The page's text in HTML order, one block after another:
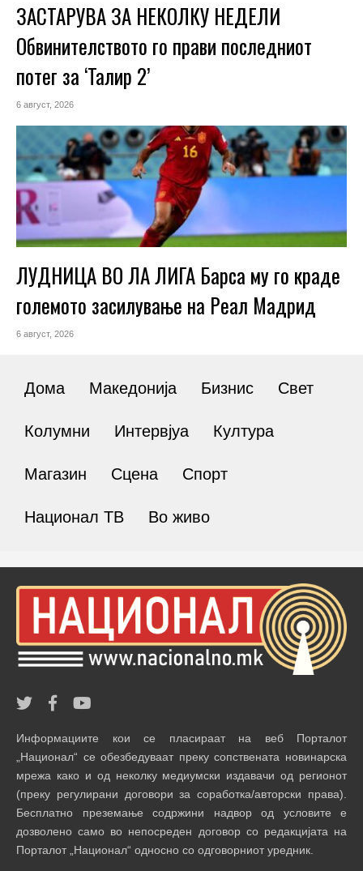
ЗАСТАРУВА ЗА НЕКОЛКУ НЕДЕЛИ
Обвинителството го прави последниот
потег за ‘Талир 2’
6 август, 2026
ЛУДНИЦА ВО ЛА ЛИГА Барса му го краде
големото засилување на Реал Мадрид
6 август, 2026
Дома Македонија Бизнис Свет
Колумни Интервјуа Култура
Магазин Сцена Спорт
Национал ТВ Во живо
Информациите кои се пласираат на веб Порталот
„Национал“ се обезбедуваат преку сопствената новинарска
мрежа како и од неколку медиумски издавачи од регионот
(преку регулирани договори за соработка/авторски права).
Бесплатно преземање содржини надвор од условите е
дозволено само во непосреден договор со редакцијата на
Порталот „Национал“ односно со одговорниот уредник.